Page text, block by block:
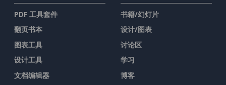
PDF 工具套件
翻页书本
图表工具
设计工具
文档编辑器
书籍/幻灯片
设计/图表
讨论区
学习
博客